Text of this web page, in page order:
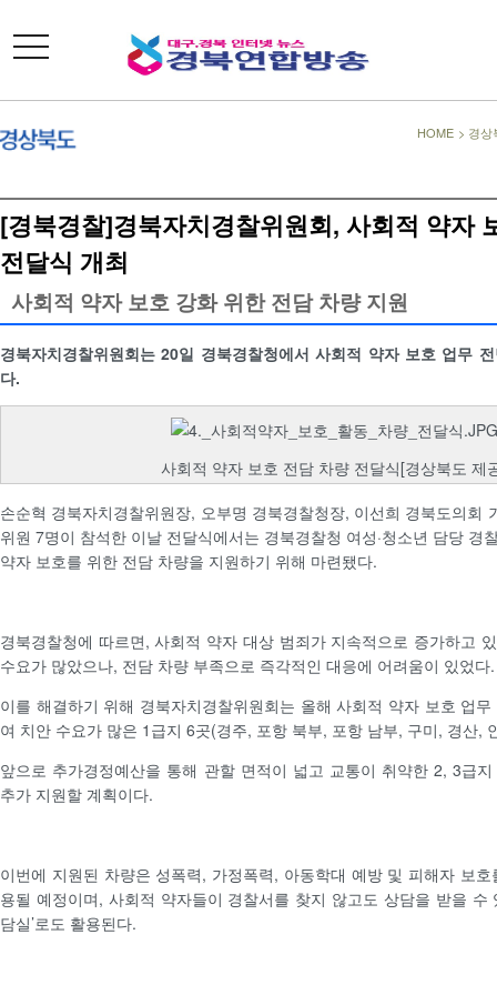
toggle
navigation
HOME > 경상
[경북경찰]경북자치경찰위원회, 사회적 약자
전달식 개최
사회적 약자 보호 강화 위한 전담 차량 지원
경북자치경찰위원회는 20일 경북경찰청에서 사회적 약자 보호 업무
다.
사회적 약자 보호 전담 차량 전달식[경상북도 제
손순혁 경북자치경찰위원장, 오부명 경북경찰청장, 이선희 경북도의회
위원 7명이 참석한 이날 전달식에서는 경북경찰청 여성·청소년 담당 경
약자 보호를 위한 전담 차량을 지원하기 위해 마련됐다.
경북경찰청에 따르면, 사회적 약자 대상 범죄가 지속적으로 증가하고
수요가 많았으나, 전담 차량 부족으로 즉각적인 대응에 어려움이 있었다.
이를 해결하기 위해 경북자치경찰위원회는 올해 사회적 약자 보호 업
여 치안 수요가 많은 1급지 6곳(경주, 포항 북부, 포항 남부, 구미, 경산,
앞으로 추가경정예산을 통해 관할 면적이 넓고 교통이 취약한 2, 3급
추가 지원할 계획이다.
이번에 지원된 차량은 성폭력, 가정폭력, 아동학대 예방 및 피해자 보
용될 예정이며, 사회적 약자들이 경찰서를 찾지 않고도 상담을 받을 수
담실’로도 활용된다.